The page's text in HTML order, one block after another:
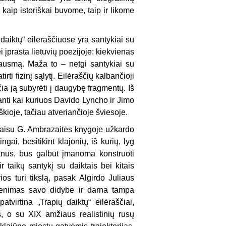
istoriškai buvome, taip ir likome
eilėraščiuose yra santykiai su
įprasta lietuvių poezijoje: kiekvienas
Maža to – netgi santykiai su
fizinį sąlytį. Eilėraščių kalbančioji
ją subyrėti į daugybę fragmentų. Iš
kai kuriuos Davido Lyncho ir Jimo
tačiau atveriančioje šviesoje.
G. Ambrazaitės knygoje užkardo
besitikint klajonių, iš kurių, lyg
bus galbūt įmanoma konstruoti
taikų santykį su daiktais bei kitais
turi tikslą, pasak Algirdo Juliaus
savo didybe ir darna tampa
„Trapių daiktų“ eilėraščiai,
o su XIX amžiaus realistinių rusų